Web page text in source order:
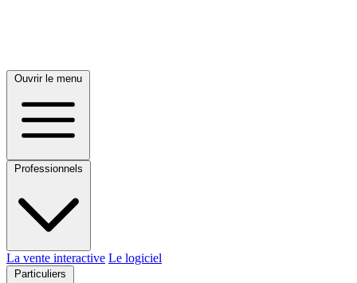
Ouvrir le menu
Professionnels
La vente interactive Le logiciel
Particuliers